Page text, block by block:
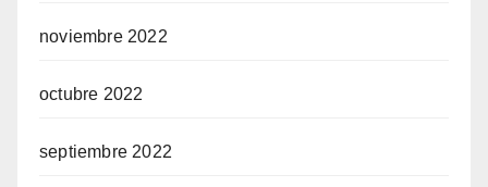
noviembre 2022
octubre 2022
septiembre 2022